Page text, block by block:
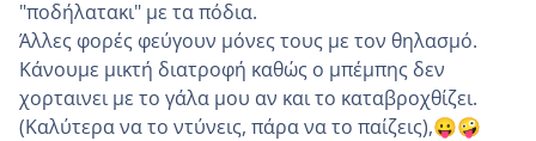
"ποδήλατακι" με τα πόδια.
Άλλες φορές φεύγουν μόνες τους με τον θηλασμό.
Κάνουμε μικτή διατροφή καθώς ο μπέμπης δεν
χορταινει με το γάλα μου αν και το καταβροχθίζει.
(Καλύτερα να το ντύνεις, πάρα να το παίζεις),😛🤪